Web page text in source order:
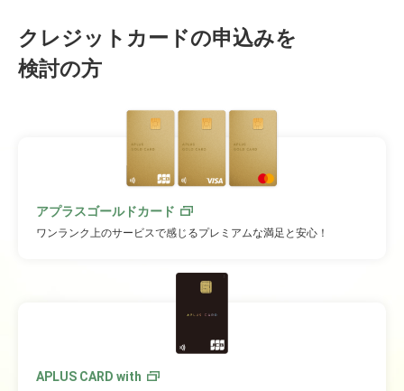
クレジットカードの申込みを
検討の方
アプラスゴールドカード
ワンランク上のサービスで感じるプレミアムな満足と安心！
APLUS CARD with